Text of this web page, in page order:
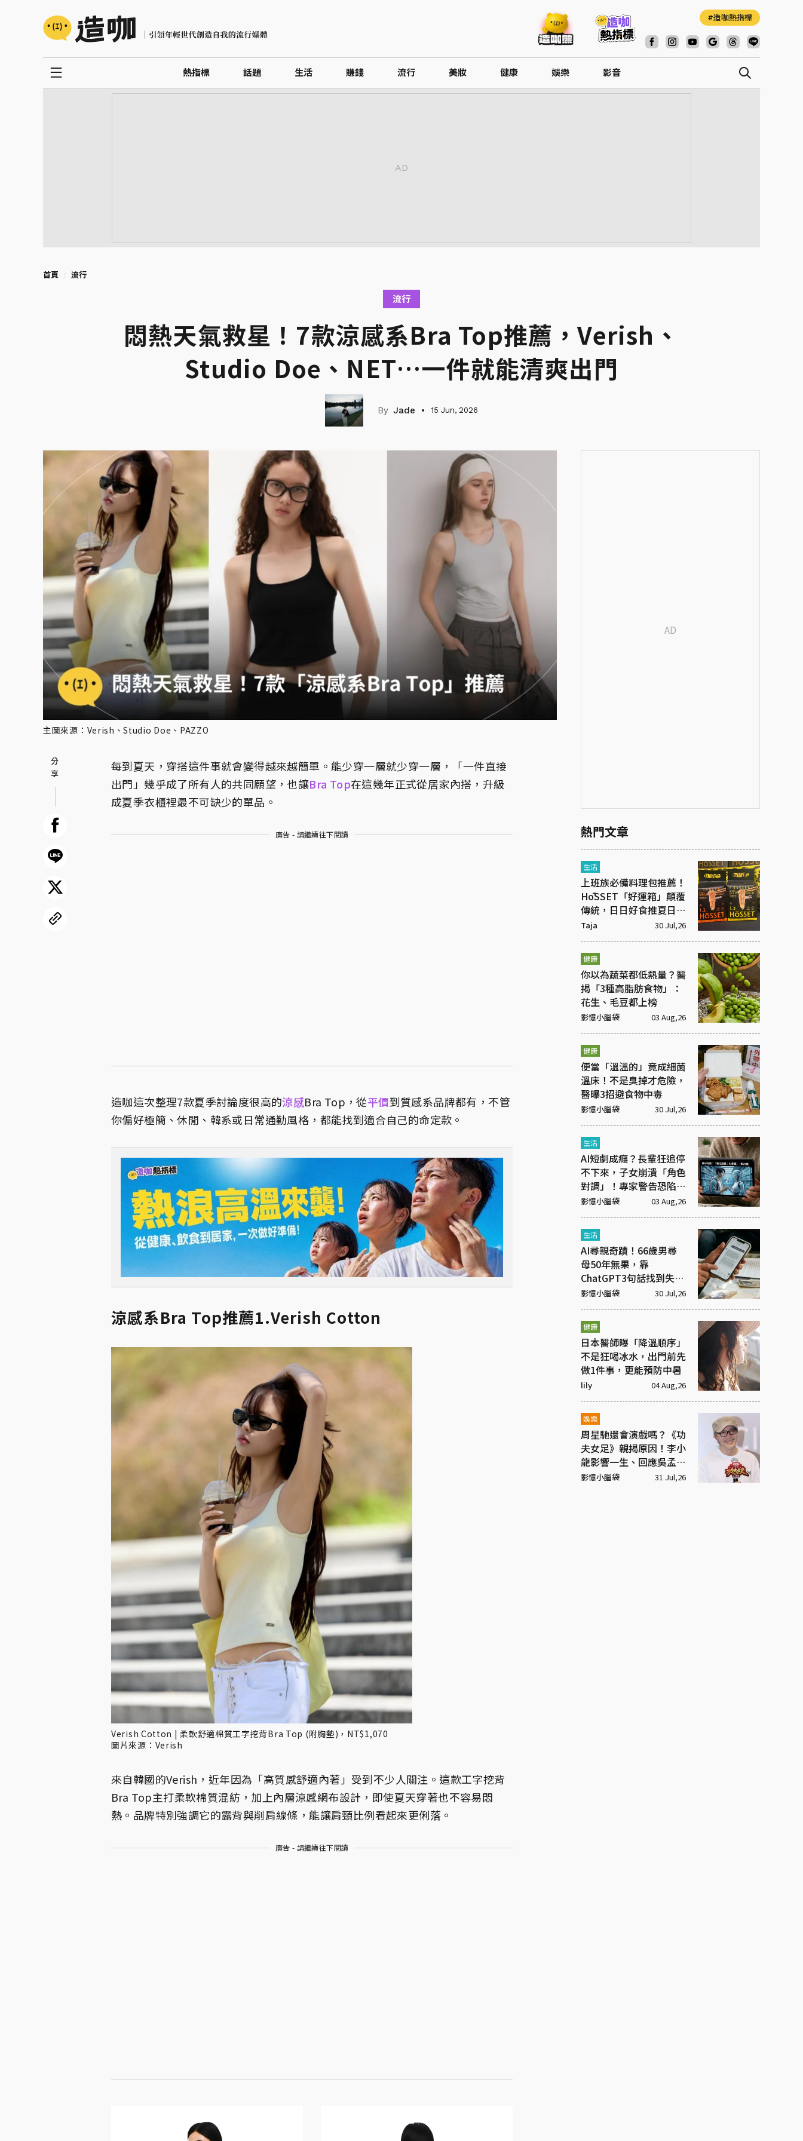
造咖熱指標
熱指標 話題 生活 賺錢 流行 美妝 健康 娛樂 影音
首頁 流行
流行
悶熱天氣救星！7款涼感系Bra Top推薦，Verish、
Studio Doe、NET…一件就能清爽出門
Jade 15 Jun, 2026
主圖來源：Verish、Studio Doe、PAZZO
每到夏天，穿搭這件事就會變得越來越簡單。能少穿一層就少穿一層，「一件直接
出門」幾乎成了所有人的共同願望，也讓Bra Top在這幾年正式從居家內搭，升級
成夏季衣櫃裡最不可缺少的單品。
廣告 - 請繼續往下閱讀
造咖這次整理7款夏季討論度很高的涼感Bra Top，從平價到質感系品牌都有，不管
你偏好極簡、休閒、韓系或日常通勤風格，都能找到適合自己的命定款。
涼感系Bra Top推薦1.Verish Cotton
Verish Cotton | 柔軟舒適棉質工字挖背Bra Top (附胸墊)，NT$1,070
圖片來源：Verish
來自韓國的Verish，近年因為「高質感舒適內著」受到不少人關注。這款工字挖背
Bra Top主打柔軟棉質混紡，加上內層涼感網布設計，即使夏天穿著也不容易悶
熱。品牌特別強調它的露背與削肩線條，能讓肩頸比例看起來更俐落。
廣告 - 請繼續往下閱讀
熱門文章
生活
上班族必備料理包推薦！
HōSSET「好運箱」顛覆
傳統，日日好食推夏日清
爽組合
Taja 30 Jul,26
健康
你以為蔬菜都低熱量？醫
揭「3種高脂肪食物」：
花生、毛豆都上榜
影憶小腦袋 03 Aug,26
健康
便當「溫溫的」竟成細菌
溫床！不是臭掉才危險，
醫曝3招避食物中毒
影憶小腦袋 30 Jul,26
生活
AI短劇成癮？長輩狂追停
不下來，子女崩潰「角色
對調」！專家警告恐陷腦
腐
影憶小腦袋 03 Aug,26
生活
AI尋親奇蹟！66歲男尋
母50年無果，靠
ChatGPT3句話找到失散
家人
影憶小腦袋 30 Jul,26
健康
日本醫師曝「降溫順序」
不是狂喝冰水，出門前先
做1件事，更能預防中暑
lily 04 Aug,26
娛樂
周星馳還會演戲嗎？《功
夫女足》親揭原因！李小
龍影響一生、回應吳孟達
彩蛋
影憶小腦袋 31 Jul,26